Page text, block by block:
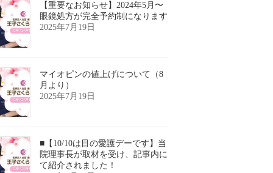
【重要なお知らせ】2024年5月〜
眼鏡処方が完全予約制になります
2025年7月19日
マイオピンの値上げについて（8
月より）
2025年7月19日
■【10/10は目の愛護デーです】当
院理事長が取材を受け、記事内に
て紹介されました！